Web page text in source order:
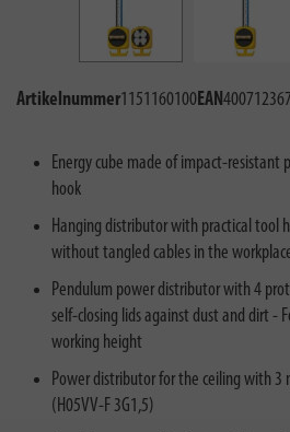
Artikelnummer1151160100EAN
Energy cube made of impact-resistant
hook
Hanging distributor with practical tool
without tangled cables in the
Pendulum power distributor with 4
self-closing lids against dust and dirt -
working height
Power distributor for the ceiling with 3
(H05VV-F 3G1,5)